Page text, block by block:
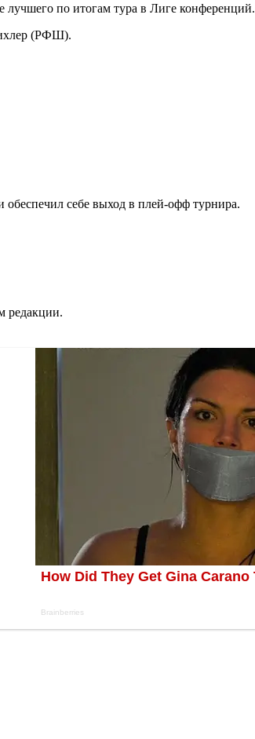
лучшего по итогам тура в Лиге конференций.
(РФШ).
себе выход в плей-офф турнира.
редакции.